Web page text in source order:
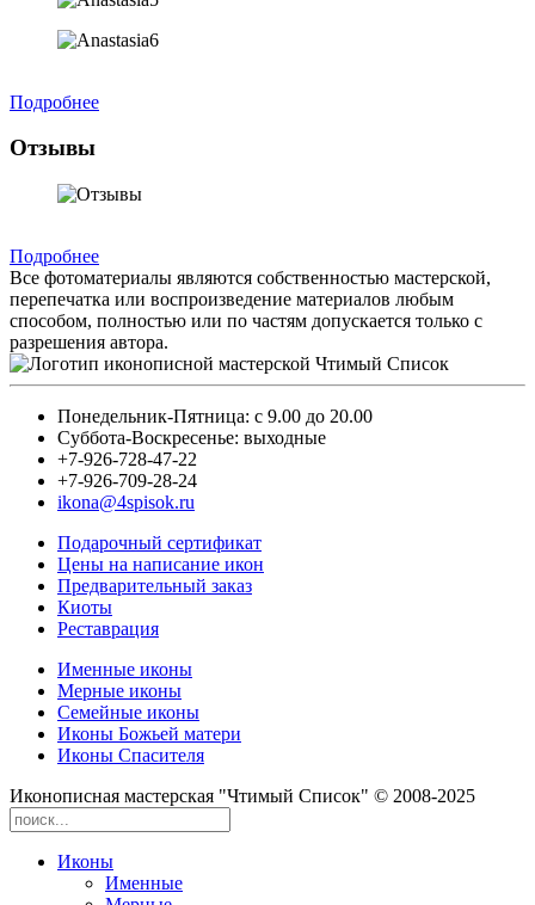
Подробнее
Отзывы
Подробнее
Все фотоматериалы являются собственностью мастерской,
перепечатка или воспроизведение материалов любым
способом, полностью или по частям допускается только с
разрешения автора.
Понедельник-Пятница: с 9.00 до 20.00
Суббота-Воскресенье: выходные
+7-926-728-47-22
+7-926-709-28-24
ikona@4spisok.ru
Подарочный сертификат
Цены на написание икон
Предварительный заказ
Киоты
Реставрация
Именные иконы
Мерные иконы
Семейные иконы
Иконы Божьей матери
Иконы Спасителя
Иконописная мастерская "Чтимый Список" © 2008-2025
Иконы
Именные